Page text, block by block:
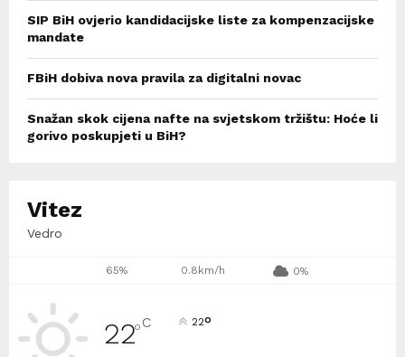
SIP BiH ovjerio kandidacijske liste za kompenzacijske
mandate
FBiH dobiva nova pravila za digitalni novac
Snažan skok cijena nafte na svjetskom tržištu: Hoće li
gorivo poskupjeti u BiH?
Vitez
Vedro
65% 0.8km/h 0%
22°C 22°